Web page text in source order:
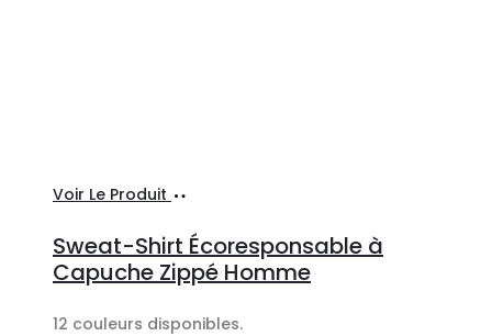
Voir Le Produit
panier
Sweat-Shirt Écoresponsable à
Capuche Zippé Homme
12 couleurs disponibles.